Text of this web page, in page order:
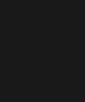
ventana)
ventana)